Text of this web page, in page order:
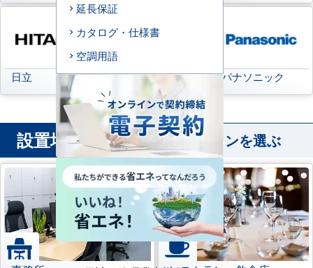
日立 三菱重工 パナソニック
設置場所 から業務用エアコンを選ぶ
延長保証
カタログ・仕様書
空調用語